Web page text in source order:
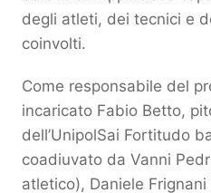
degli atleti, dei tecnici e
coinvolti.
Come responsabile del
incaricato Fabio Betto,
dell’UnipolSai Fortitudo
coadiuvato da Vanni
atletico), Daniele